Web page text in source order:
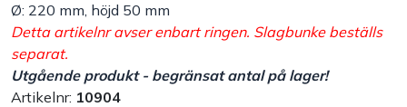
Monin
Handla efter bransch
Ø: 220 mm, höjd 50 mm
Detta artikelnr avser enbart ringen. Slagbunke beställs
separat.
Utgående produkt - begränsat antal på lager!
Artikelnr: 10904